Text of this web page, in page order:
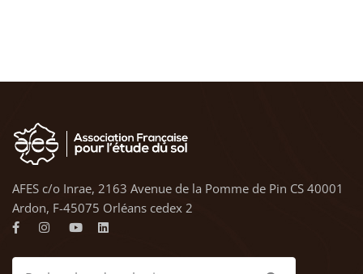
AFES c/o Inrae, 2163 Avenue de la Pomme de Pin CS 40001
Ardon, F-45075 Orléans cedex 2